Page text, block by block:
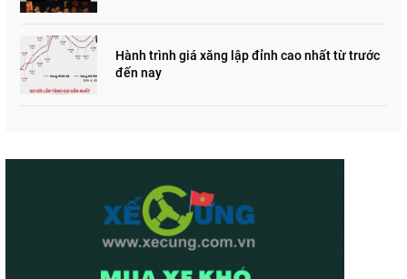
Hành trình giá xăng lập đỉnh cao nhất từ trước
đến nay